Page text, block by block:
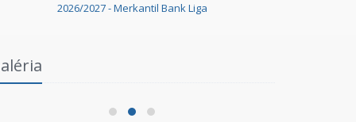
2026/2027 - Merkantil Bank Liga
Gellért Fórumban
2026.06.03.